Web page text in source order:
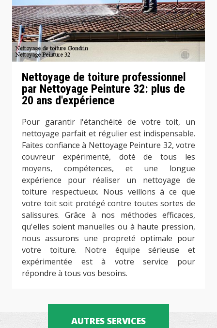
Nettoyage de toiture professionnel
par Nettoyage Peinture 32: plus de
20 ans d'expérience
Pour garantir l'étanchéité de votre toit, un
nettoyage parfait et régulier est indispensable.
Faites confiance à Nettoyage Peinture 32, votre
couvreur expérimenté, doté de tous les
moyens, compétences, et une longue
expérience pour réaliser un nettoyage de
toiture respectueux. Nous veillons à ce que
votre toit soit protégé contre toutes sortes de
salissures. Grâce à nos méthodes efficaces,
qu'elles soient manuelles ou à haute pression,
nous assurons une propreté optimale pour
votre toiture. Notre équipe sérieuse et
expérimentée est à votre service pour
répondre à tous vos besoins.
AUTRES SERVICES